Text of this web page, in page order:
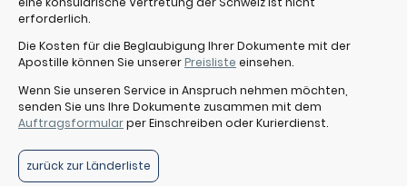
erforderlich.
Die Kosten für die Beglaubigung Ihrer Dokumente mit der
Apostille können Sie unsererPreisliste einsehen.
Wenn Sie unseren Service in Anspruch nehmen möchten,
senden Sie uns Ihre Dokumente zusammen mit dem
Auftragsformularper Einschreiben oder Kurierdienst.
zurück zur Länderliste